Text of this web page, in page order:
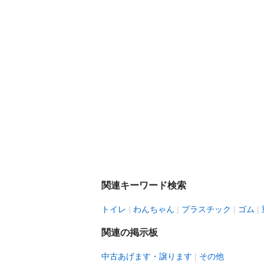
関連キーワード検索
トイレ わんちゃん プラスチック ゴム
関連の掲示板
中古あげます・譲ります その他